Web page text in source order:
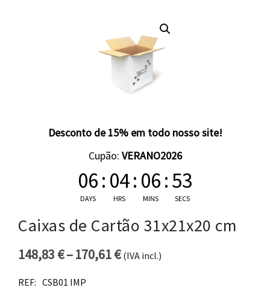
Desconto de 15% em todo nosso site!
Cupão: VERANO2026
06
DAYS
: 04
HRS
: 06
MINS
:53
SECS
Caixas de Cartão 31x21x20 cm
148,83 €–170,61€
Price range: 148,83 €
(IVA incl.)
REF: CSB01 IMP